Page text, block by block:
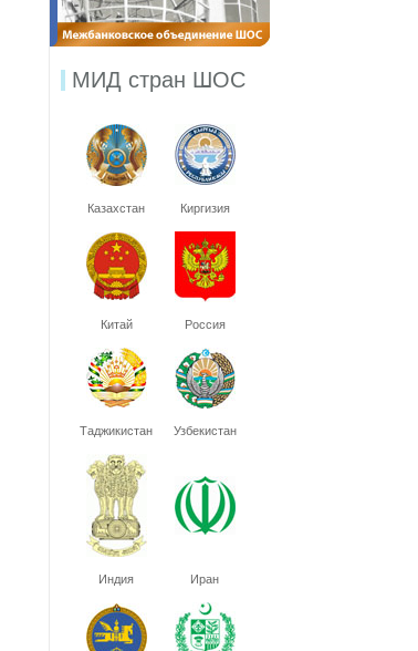
МИД стран ШОС
Казахстан Киргизия
Китай Россия
Таджикистан Узбекистан
Индия Иран